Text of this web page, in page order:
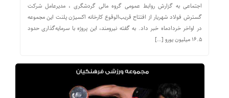
اجتماعی به گزارش روابط عمومی گروه مالی گردشگری ، مدیرعامل شرکت
گسترش فولاد شهریار از افتتاح قریب‌الوقوع کارخانه اکسیژن پلنت این مجموعه
در اواخر خردادماه خبر داد. به گفته نیرومند، این پروژه با سرمایه‌گذاری حدود
۱۶.۵ میلیون یورو […]